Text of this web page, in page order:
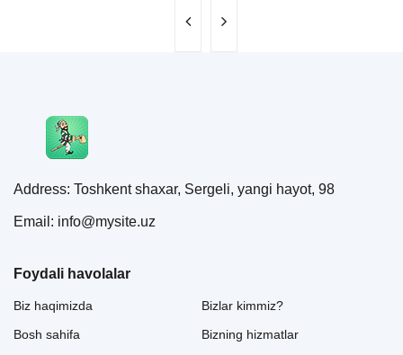
Address: Toshkent shaxar, Sergeli, yangi hayot, 98
Email: info@mysite.uz
Foydali havolalar
Biz haqimizda
Bosh sahifa
Bizlar kimmiz?
Bizning hizmatlar